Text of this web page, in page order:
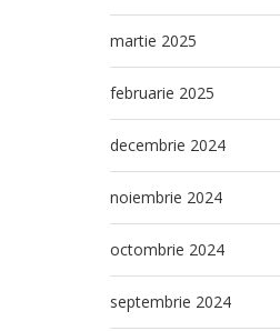
martie 2025
februarie 2025
decembrie 2024
noiembrie 2024
octombrie 2024
septembrie 2024